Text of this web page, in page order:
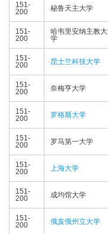
151-
200
秘鲁天主大学
151-
200
哈韦里安纳主教大
学
151-
200
昆士兰科技大学
151-
200
奈梅亨大学
151-
200
罗格斯大学
151-
200
罗马第一大学
151-
200
上海大学
151-
200
成均馆大学
151-
200
俄亥俄州立大学